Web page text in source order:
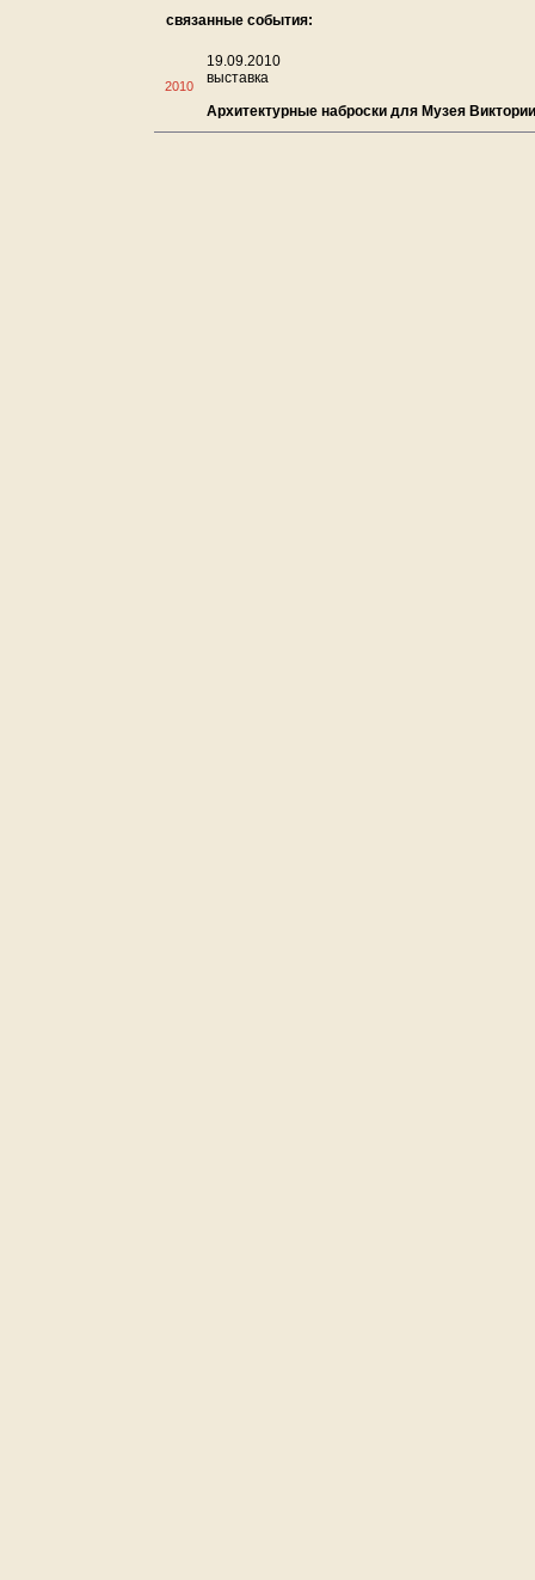
связанные события:
2010
19.09.2010
выставка
Архитектурные наброски для Музея